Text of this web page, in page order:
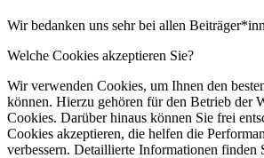
Wir bedanken uns sehr bei allen
Welche Cookies akzeptieren Sie?
Wir verwenden Cookies, um Ihnen den
können. Hierzu gehören für den Betrieb der
Cookies. Darüber hinaus können Sie frei
Cookies akzeptieren, die helfen die
verbessern. Detaillierte Informationen finden